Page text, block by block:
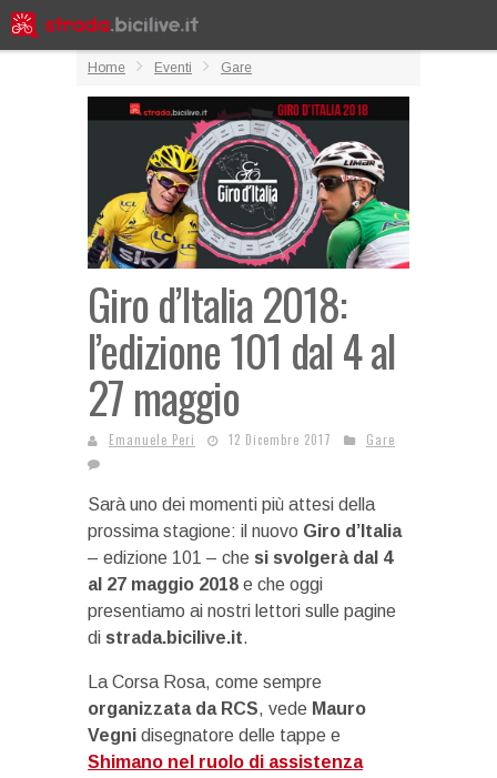
Home Eventi Gare
Giro d’Italia 2018:
l’edizione 101 dal 4 al
27 maggio
Emanuele Peri 12 Dicembre 2017 Gare
Sarà uno dei momenti più attesi della
prossima stagione: il nuovo Giro d’Italia
– edizione 101 – che si svolgerà dal 4
al 27 maggio 2018 e che oggi
presentiamo ai nostri lettori sulle pagine
di strada.bicilive.it.
La Corsa Rosa, come sempre
organizzata da RCS, vede Mauro
Vegni disegnatore delle tappe e
Shimano nel ruolo di assistenza